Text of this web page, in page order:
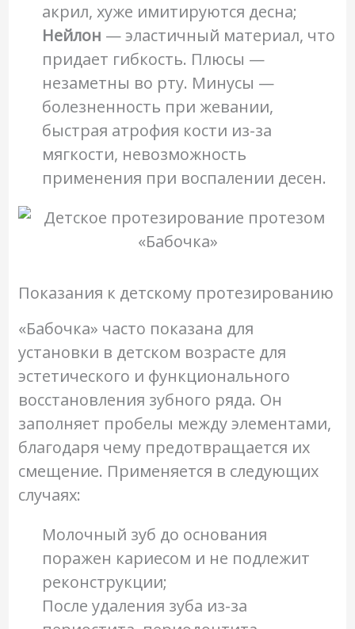
акрил, хуже имитируются десна;
Нейлон — эластичный материал, что
придает гибкость. Плюсы —
незаметны во рту. Минусы —
болезненность при жевании,
быстрая атрофия кости из-за
мягкости, невозможность
применения при воспалении десен.
Показания к детскому протезированию
«Бабочка» часто показана для
установки в детском возрасте для
эстетического и функционального
восстановления зубного ряда. Он
заполняет пробелы между элементами,
благодаря чему предотвращается их
смещение. Применяется в следующих
случаях:
Молочный зуб до основания
поражен кариесом и не подлежит
реконструкции;
После удаления зуба из-за